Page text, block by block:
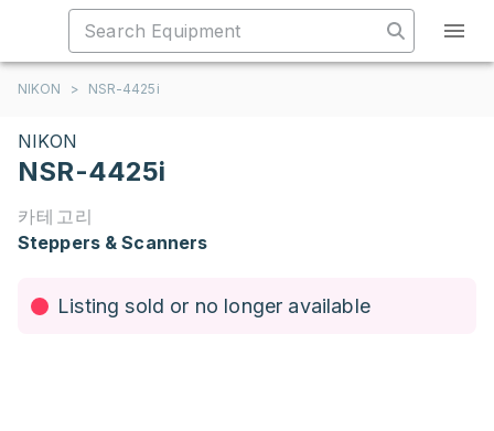
NIKON > NSR-4425i
NIKON
NSR-4425i
카테고리
Steppers & Scanners
Listing sold or no longer available